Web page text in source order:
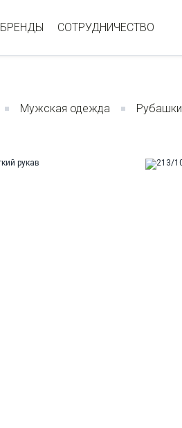
БРЕНДЫ СОТРУДНИЧЕСТВО
Мужская одежда Рубашки